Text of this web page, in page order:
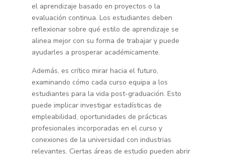
el aprendizaje basado en proyectos o la
evaluación continua. Los estudiantes deben
reflexionar sobre qué estilo de aprendizaje se
alinea mejor con su forma de trabajar y puede
ayudarles a prosperar académicamente.
Además, es crítico mirar hacia el futuro,
examinando cómo cada curso equipa a los
estudiantes para la vida post-graduación. Esto
puede implicar investigar estadísticas de
empleabilidad, oportunidades de prácticas
profesionales incorporadas en el curso y
conexiones de la universidad con industrias
relevantes. Ciertas áreas de estudio pueden abrir